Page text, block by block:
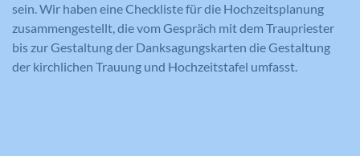
sein. Wir haben eine Checkliste für die Hochzeitsplanung
zusammengestellt, die vom Gespräch mit dem Traupriester
bis zur Gestaltung der Danksagungskarten die Gestaltung
der kirchlichen Trauung und Hochzeitstafel umfasst.